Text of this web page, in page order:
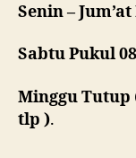
Senin –
Sabtu Pukul
Minggu Tutup
tlp ).